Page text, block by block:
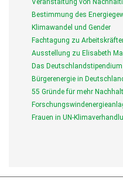
Veranstaltung von
Bestimmung des
Klimawandel und Gender
Fachtagung zu
Ausstellung zu Elisabeth
Das Deutschlandstipendium
Bürgerenergie in
55 Gründe für mehr
Frauen in UN-